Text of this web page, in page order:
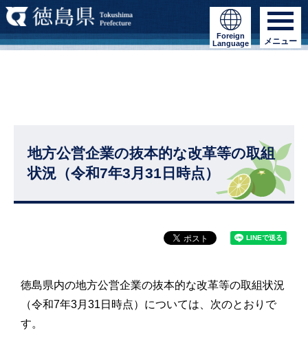
Foreign
Language
メニュー
地方公営企業の抜本的な改革等の取組
状況（令和7年3月31日時点）
徳島県内の地方公営企業の抜本的な改革等の取組状況
（令和7年3月31日時点）については、次のとおりで
す。